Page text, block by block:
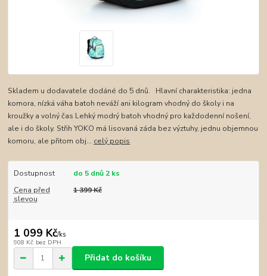
Skladem u dodavatele dodáné do 5 dnů. Hlavní charakteristika: jedna
komora, nízká váha batoh neváží ani kilogram vhodný do školy i na
kroužky a volný čas Lehký modrý batoh vhodný pro každodenní nošení,
ale i do školy. Střih YOKO má lisovaná záda bez výztuhy, jednu objemnou
komoru, ale přitom obj... celý popis
Dostupnost
do 5 dnů 2 ks
Cena před
slevou
1 399 Kč
1 099 Kč/ks
908 Kč bez DPH
Přidat do košíku